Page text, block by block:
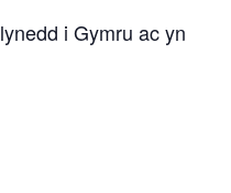
i Gymru ac yn